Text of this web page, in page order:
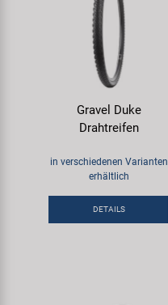
Gravel Duke
Drahtreifen
in verschiedenen Varianten
erhältlich
DETAILS